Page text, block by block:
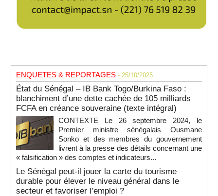
ENQUETES & REPORTAGES - 25/10/2025
État du Sénégal – IB Bank Togo/Burkina Faso :
blanchiment d’une dette cachée de 105 milliards
FCFA en créance souveraine (texte intégral)
CONTEXTE Le 26 septembre 2024, le
Premier ministre sénégalais Ousmane
Sonko et des membres du gouvernement
livrent à la presse des détails concernant une
« falsification » des comptes et indicateurs...
Le Sénégal peut-il jouer la carte du tourisme
durable pour élever le niveau général dans le
secteur et favoriser l’emploi ?